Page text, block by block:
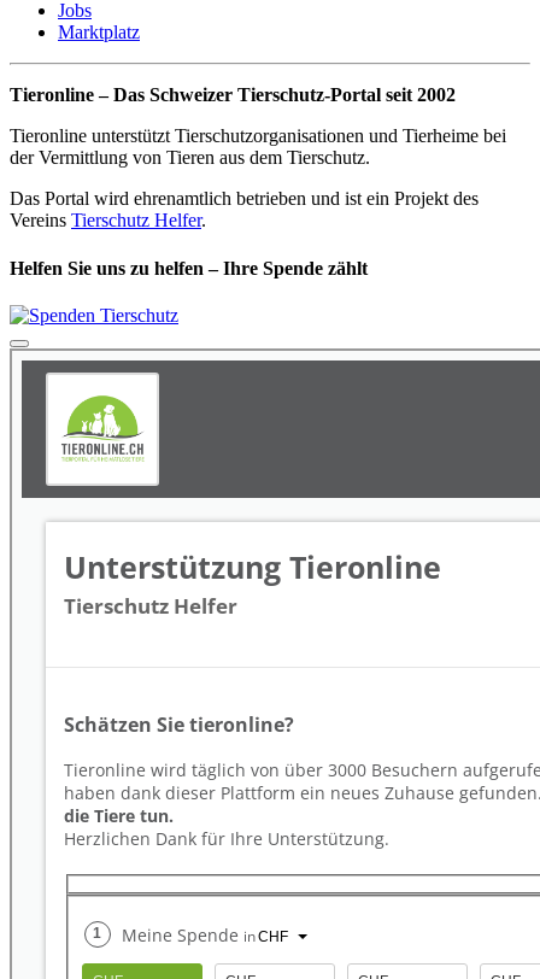
Jobs
Marktplatz
Tieronline – Das Schweizer Tierschutz-Portal seit 2002
Tieronline unterstützt Tierschutzorganisationen und Tierheime bei
der Vermittlung von Tieren aus dem Tierschutz.
Das Portal wird ehrenamtlich betrieben und ist ein Projekt des
Vereins Tierschutz Helfer.
Helfen Sie uns zu helfen – Ihre Spende zählt